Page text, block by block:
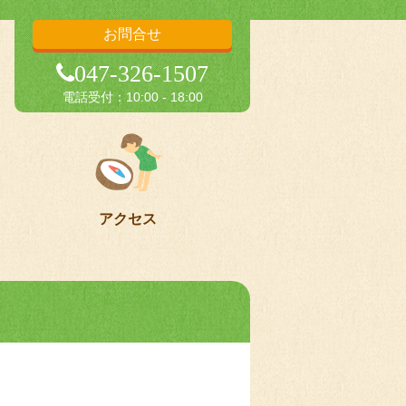
お問合せ
047-326-1507
電話受付：10:00 - 18:00
アクセス